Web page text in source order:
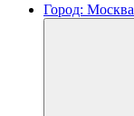
Город: Москва